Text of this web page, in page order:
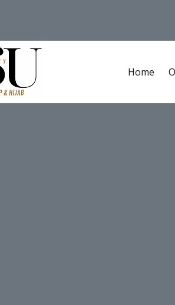
Home